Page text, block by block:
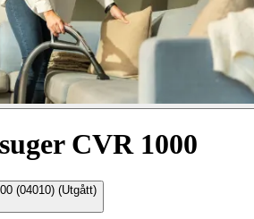
CVR 1000
Sentralstøvsuger CVR 1000 (04010) (Utgått)